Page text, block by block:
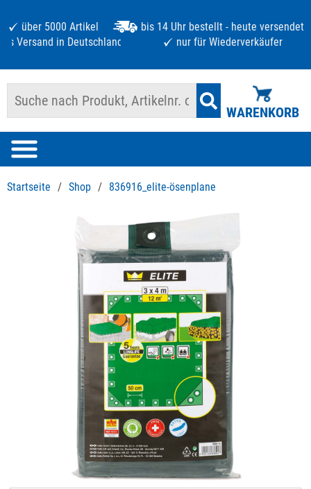
über 5000 Artikel
bis 14 Uhr bestellt - heute versendet
Versand in Deutschland ab 125 €
nur für Wiederverkäufer
WARENKORB
Startseite / Shop / 836916_elite-ösenplane